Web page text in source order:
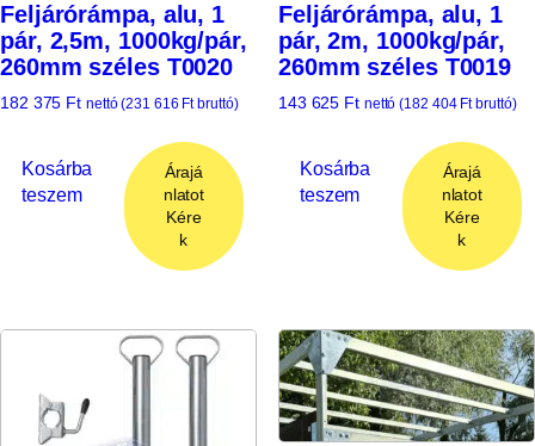
Feljárórámpa, alu, 1
pár, 2,5m, 1000kg/pár,
260mm széles T0020
182 375 Ft nettó (231 616 Ftbruttó)
Kosárba
teszem
Árajá
nlatot
Kére
k
Feljárórámpa, alu, 1
pár, 2m, 1000kg/pár,
260mm széles T0019
143 625 Ft nettó (182 404 Ftbruttó)
Kosárba
teszem
Árajá
nlatot
Kére
k